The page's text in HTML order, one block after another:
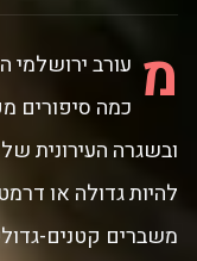
מ עורב
כמה סיפורים
ובשגרה העירונית
להיות גדולה או
משברים קטנים-